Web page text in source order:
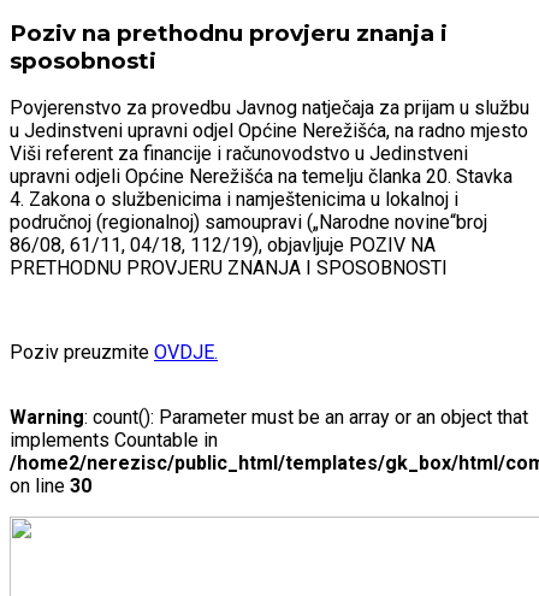
Poziv na prethodnu provjeru znanja i
sposobnosti
Povjerenstvo za provedbu Javnog natječaja za prijam u službu
u Jedinstveni upravni odjel Općine Nerežišća, na radno mjesto
Viši referent za financije i računovodstvo u Jedinstveni
upravni odjeli Općine Nerežišća na temelju članka 20. Stavka
4. Zakona o službenicima i namještenicima u lokalnoj i
područnoj (regionalnoj) samoupravi („Narodne novine“broj
86/08, 61/11, 04/18, 112/19), objavljuje POZIV NA
PRETHODNU PROVJERU ZNANJA I SPOSOBNOSTI
Poziv preuzmite OVDJE.
Warning: count(): Parameter must be an array or an object that
implements Countable in
/home2/nerezisc/public_html/templates/gk_box/html/
on line 30